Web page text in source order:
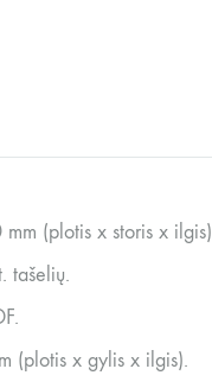
(plotis x storis x ilgis)
tašelių.
(plotis x gylis x ilgis).